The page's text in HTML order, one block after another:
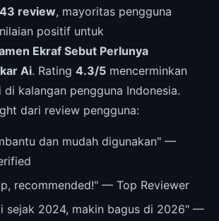
review, mayoritas pengguna
positif untuk
Ekraf Sebut Perlunya
Ai. Rating 4.3/5 mencerminkan
kalangan pengguna Indonesia.
dari review pengguna:
dan mudah digunakan" —
recommended!" — Top Reviewer
sejak 2024, makin bagus di 2026" —